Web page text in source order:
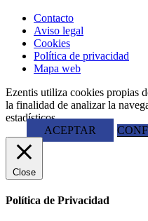
Contacto
Aviso legal
Cookies
Política de privacidad
Mapa web
Ezentis utiliza cookies propias
la finalidad de analizar la
estadísticos.
ACEPTAR
Close
Política de Privacidad